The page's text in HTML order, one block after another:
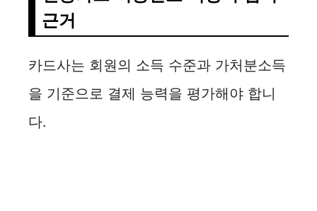
근거
카드사는 회원의 소득 수준과 가처분소득
을 기준으로 결제 능력을 평가해야 합니
다.